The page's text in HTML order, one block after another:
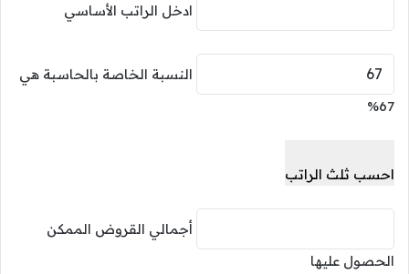
ادخل الراتب الأساسي
النسبة الخاصة بالحاسبة هي
67%
احسب ثلث الراتب
أجمالي القروض الممكن
الحصول عليها